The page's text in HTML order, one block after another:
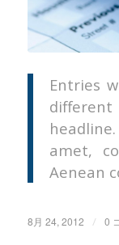
Entries
amet,
Aenean
8月 24, 2012 / 0